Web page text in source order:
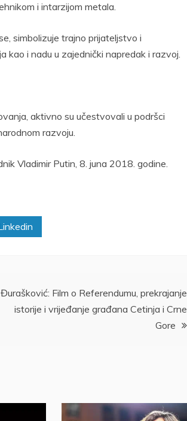
i intarzijom metala.
simbolizuje trajno prijateljstvo i
kao i nadu u zajednički napredak i razvoj.
aktivno su učestvovali u podršci
razvoju.
Vladimir Putin, 8. juna 2018. godine.
Đurašković: Film o Referendumu, prekrajanje
istorije i vrijeđanje građana Cetinja i Crne
Gore